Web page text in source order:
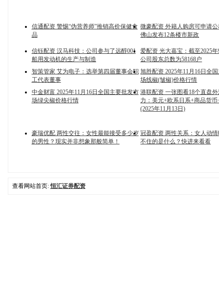
信通配资 警惕“伪营养师”推销高价保健食
品
微豪配资 外籍人购房可申请
佛山发布12条楼市新政
信钰配资 汉马科技：公司参与了远醇001
船用发动机的生产与制造
爱配资 光大嘉宝：截至2025
公司股东总数为58168户
智策管家 艾为电子：选举第四届董事会职
工代表董事
旭胜配资 2025年11月16日全
场线椒(皱椒)价格行情
中金财富 2025年11月16日全国主要批发市
场绿尖椒价格行情
港联配资 一张图看18个直盘
力：美元+欧系日系+商品货
(2025年11月13日)
豪瑞优配 两性交往：女性最能接受多少岁
的男性？现实并非想象那般简单！
冠盈配资 两性关系：女人动
不住的是什么？快进来看看
查看网站首页:恒汇证券配资